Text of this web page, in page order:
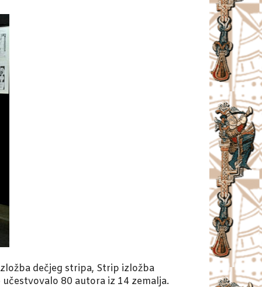
dečjeg stripa, Strip izložba
80 autora iz 14 zemalja.